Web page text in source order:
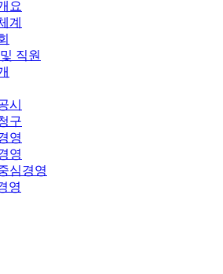
요
계
직원
시
구
영
영
심경영
영